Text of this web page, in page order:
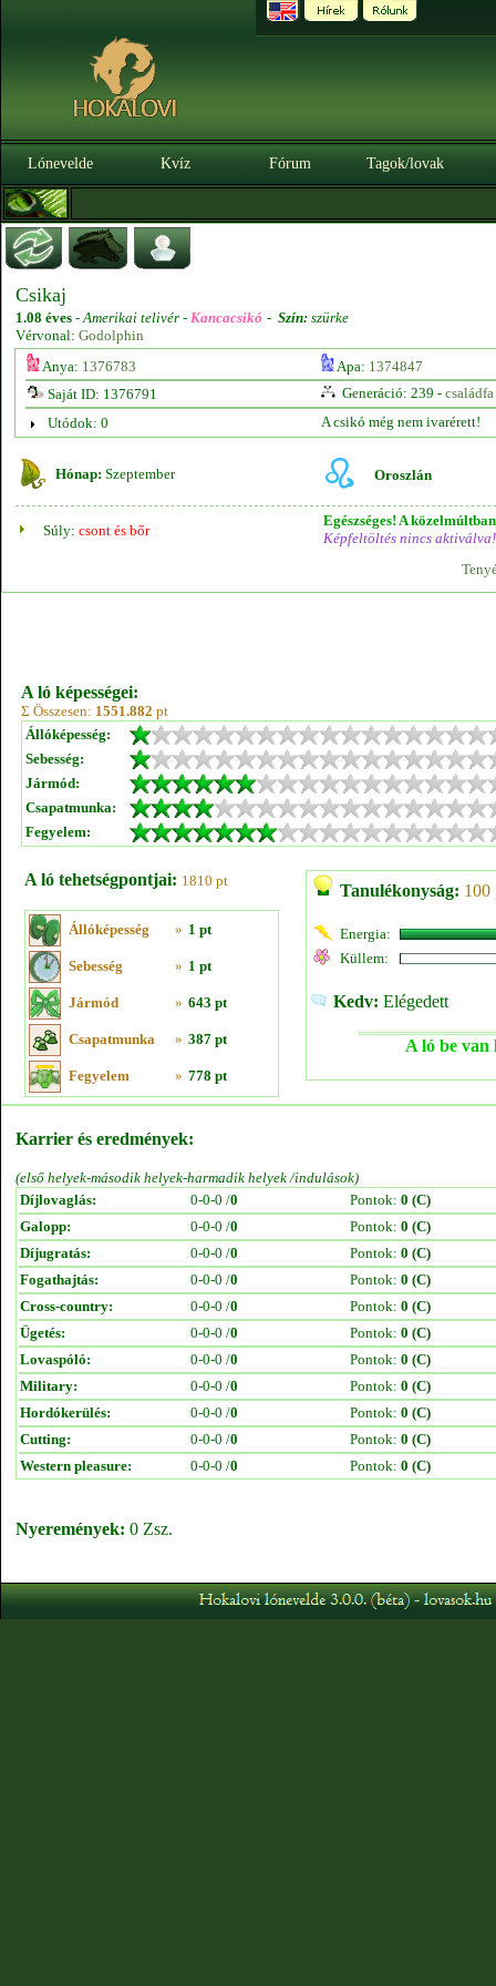
Lónevelde Kvíz Fórum Tagok/lovak
Csikaj
1.08 éves -Amerikai telivér - Kancacsikó - Szín: szürke
Vérvonal: Godolphin
Anya: 1376783 Apa: 1374847
Saját ID: 1376791
Generáció: 239 - családfa
Utódok: 0
A csikó még nem ivarérett!
Hónap: Szeptember Oroszlán
Súly: csont és bőr
Egészséges! A
Képfeltöltés nincs aktiválva!
A ló képességei:
Σ Összesen: 1551.882 pt
Állóképesség:
Sebesség:
Jármód:
Csapatmunka:
Fegyelem:
A ló tehetségpontjai: 1810 pt
Állóképesség » 1 pt
Sebesség » 1 pt
Jármód » 643 pt
Csapatmunka » 387 pt
Fegyelem » 778 pt
Tanulékonyság: 100
Energia:
Küllem:
Kedv: Elégedett
A ló be van
Karrier és eredmények:
(első helyek-második helyek-harmadik helyek /indulások)
Díjlovaglás:
0-0-0 /0 Pontok: 0 (C)
Galopp:
0-0-0 /0 Pontok: 0 (C)
Díjugratás:
0-0-0 /0 Pontok: 0 (C)
Fogathajtás:
0-0-0 /0 Pontok: 0 (C)
Cross-country:
0-0-0 /0 Pontok: 0 (C)
Ügetés:
0-0-0 /0 Pontok: 0 (C)
Lovaspóló:
0-0-0 /0 Pontok: 0 (C)
Military:
0-0-0 /0 Pontok: 0 (C)
Hordókerülés:
0-0-0 /0 Pontok: 0 (C)
Cutting:
0-0-0 /0 Pontok: 0 (C)
Western pleasure:
0-0-0 /0 Pontok: 0 (C)
Nyeremények: 0 Zsz.